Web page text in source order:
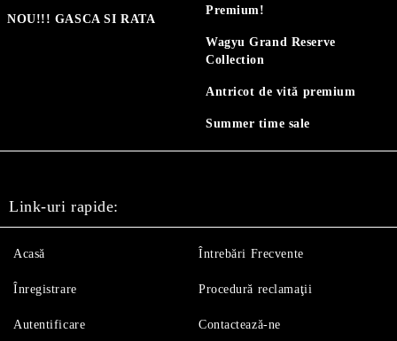
NOU!!! GASCA SI RATA
Premium!
Wagyu Grand Reserve
Collection
Antricot de vită premium
Summer time sale
Link-uri rapide:
Acasă
Înregistrare
Autentificare
Întrebări Frecvente
Procedură reclamaţii
Contactează-ne